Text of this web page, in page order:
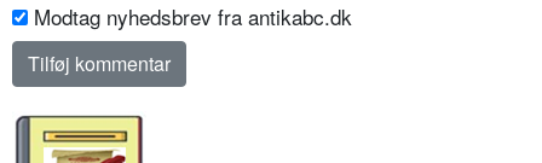
Modtag nyhedsbrev fra antikabc.dk